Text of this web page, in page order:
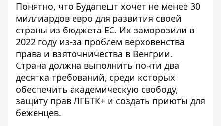
Понятно, что Будапешт хочет не менее 30
миллиардов евро для развития своей
страны из бюджета ЕС. Их заморозили в
2022 году из-за проблем верховенства
права и взяточничества в Венгрии.
Страна должна выполнить почти два
десятка требований, среди которых
обеспечить академическую свободу,
защиту прав ЛГБТК+ и создать приюты для
беженцев.